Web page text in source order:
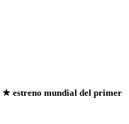
★ estreno mundial del primer